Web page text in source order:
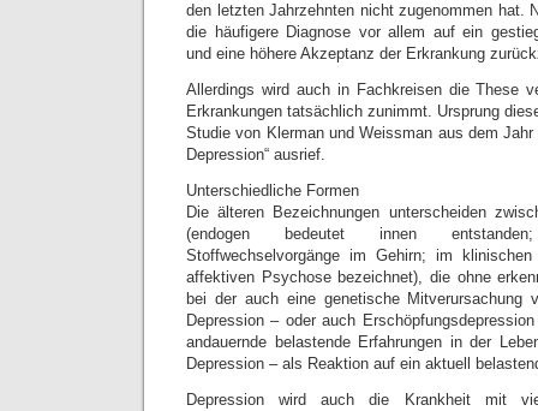
den letzten Jahrzehnten nicht zugenommen hat.
die häufigere Diagnose vor allem auf ein
und eine höhere Akzeptanz der Erkrankung
Allerdings wird auch in Fachkreisen die These
Erkrankungen tatsächlich zunimmt. Ursprung
Studie von Klerman und Weissman aus dem
Depression“ ausrief.
Unterschiedliche Formen
Die älteren Bezeichnungen unterscheiden
(endogen bedeutet innen
Stoffwechselvorgänge im Gehirn; im
affektiven Psychose bezeichnet), die ohne
bei der auch eine genetische Mitverursachung
Depression – oder auch
andauernde belastende Erfahrungen in der
Depression – als Reaktion auf ein aktuell
Depression wird auch die Krankheit mit